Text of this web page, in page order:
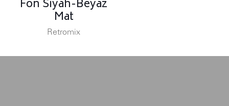
Fon Siyah-Beyaz
Mat
Retromix